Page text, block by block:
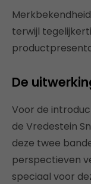
terwijl
De
Voor de
de Vredestein
deze twee
perspectieven
speciaal voor